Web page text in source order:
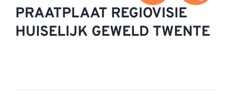
PRAATPLAAT REGIOVISIE
HUISELIJK GEWELD TWENTE